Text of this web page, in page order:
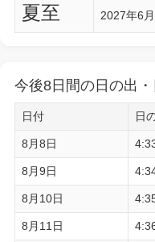
夏至
2027年6
今後8日間の日の出
日付 日
8月8日
8月9日
8月10日
8月11日